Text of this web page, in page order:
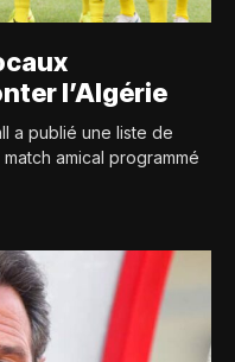
l’Algérie
a publié une liste de
amical programmé